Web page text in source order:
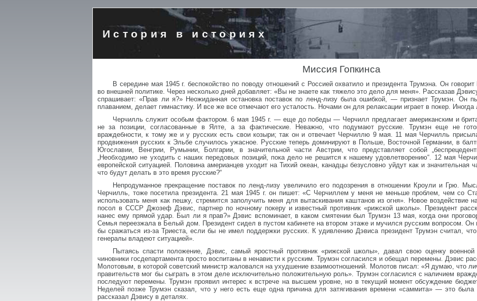
История в историях
Миссия Гопкинса
В середине мая 1945 г. беспокойство по поводу отношений с Россией охватило и президента Трумэна. Он
во внешней политике. Через несколько дней добавляет: «Вы не знаете как тяжело это дело для меня». Рассказав
спрашивает: «Прав ли я?» Неожиданная остановка поставок по ленд-лизу была ошибкой, — признает Трумэн. Он
плаванием, делает гимнастику. И все же все отмечают его усталость. Ночами он для релаксации играет в покер.
Черчилль служит особым фактором. 6 мая 1945 г. — еще до победы — Черчилл предлагает американским и
не за позиции, согласованные в Ялте, а за фактические. Неважно, что подумают русские. Трумэн еще не
враждебности, к тому же и у русских есть свои козыри; так он и отвечает Черчиллю 9 мая. 11 мая Черчилль
продвижения русских к Эльбе случилось ужасное. Русские теперь доминируют в Польше, Восточной Германии, в
Югославии, Венгрии, Румынии, Болгарии, в значительной части Австрии, что представляет собой
„Необходимо не уходить с наших передовых позиций, пока дело не решится к нашему удовлетворению“. 12 мая
европейской ситуацией. Половина америанцев уходит на Тихий океан, канадцы безусловно уйдут как и значительная
что будут делать в это время русские?“
Непродуманное прекращение поставок по ленд-лизу увеличило его подозрения в отношении Кроули и Грю.
Черчилль, тоже посетила президента. 21 мая 1945 г. он пишет: «С Черчиллем у меня не меньше проблем, чем со
использовать меня как пешку, стремится заполучить меня для вытаскивания каштанов из огня». Новое воздействие
посол в СССР Джозеф Дэвис, партнер по ночному покеру и известный противник «рижской школы». Президент
нанес ему прямой удар. Был ли я прав?» Дэвис вспоминает, в каком смятении был Трумэн 13 мая, когда они
Семья переезжала в Белый дом. Президент сидел в пустом кабинете на втором этаже и мучился русским вопросом. Он
бы сражаться из-за Триеста, если бы не имел поддержки русских. К удивлению Дэвиса президент Трумэн считал,
генералы владеют ситуацией».
Пытаясь спасти положение, Дэвис, самый яростный противник «рижской школы», давал свою оценку
чиновники госдепартамента просто воспитаны в ненависти к русским. Трумэн согласился и обещал перемены. Дэвис
Молотовым, в которой советский министр жаловался на ухудшение взаимоотношений. Молотов писал: «Я думаю, что
правительств мог бы сыграть в этом деле исключительно положительную роль». Трумэн согласился с наличием
последуют перемены. Трумэн проявил интерес к встрече на высшем уровне, но в текущий момент обсуждение
Неделей позже Трумэн сказал, что у него есть еще одна причина для затягивания времени «саммита» — это
рассказал Дэвису в деталях.